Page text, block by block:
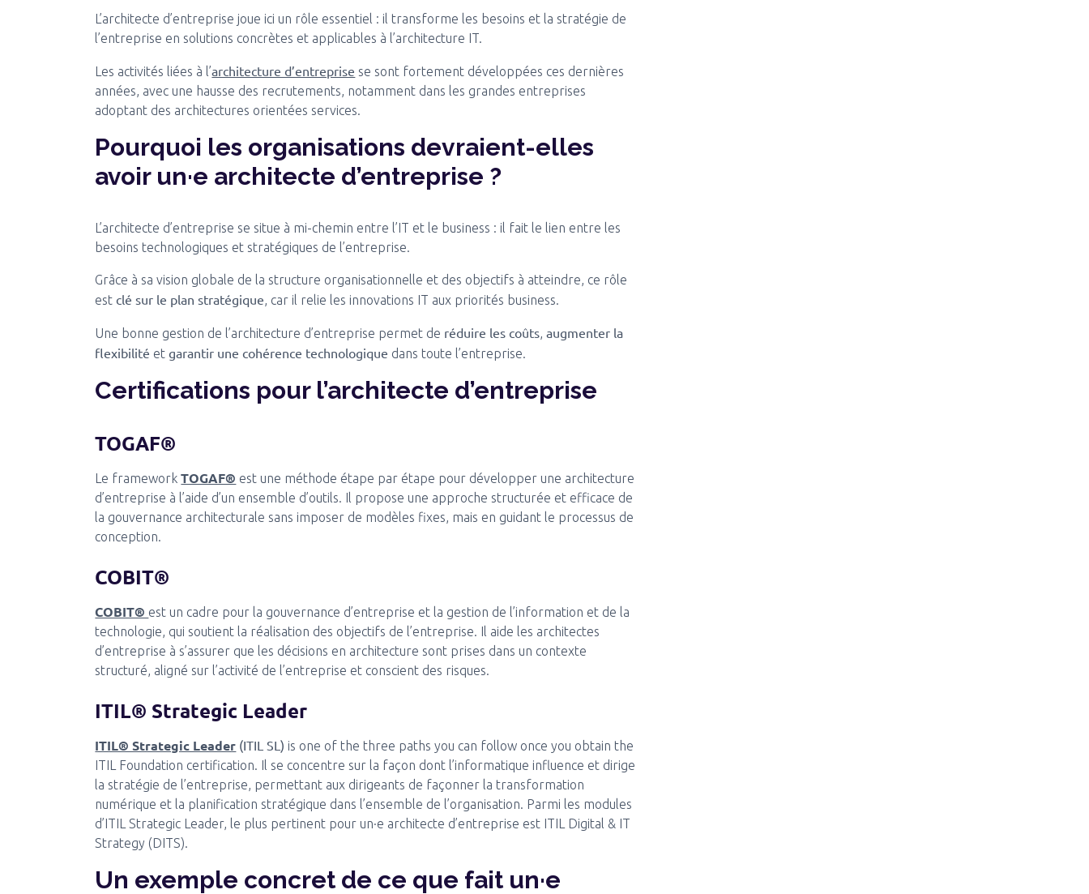
L’architecte d’entreprise joue ici un rôle essentiel : il transforme les besoins et la stratégie de
l’entreprise en solutions concrètes et applicables à l’architecture IT.
Les activités liées à l’architecture d’entreprise se sont fortement développées ces dernières
années, avec une hausse des recrutements, notamment dans les grandes entreprises
adoptant des architectures orientées services.
Pourquoi les organisations devraient-elles
avoir un·e architecte d’entreprise ?
L’architecte d’entreprise se situe à mi-chemin entre l’IT et le business : il fait le lien entre les
besoins technologiques et stratégiques de l’entreprise.
Grâce à sa vision globale de la structure organisationnelle et des objectifs à atteindre, ce rôle
estclé sur le plan stratégique, car il relie les innovations IT aux priorités business.
Une bonne gestion de l’architecture d’entreprise permet de réduire les coûts,augmenter la
flexibilité etgarantir une cohérence technologique dans toute l’entreprise.
Certifications pour l’architecte d’entreprise
TOGAF®
Le frameworkTOGAF® est une méthode étape par étape pour développer une architecture
d’entreprise à l’aide d’un ensemble d’outils. Il propose une approche structurée et efficace de
la gouvernance architecturale sans imposer de modèles fixes, mais en guidant le processus de
conception.
COBIT®
COBIT® est un cadre pour la gouvernance d’entreprise et la gestion de l’information et de la
technologie, qui soutient la réalisation des objectifs de l’entreprise. Il aide les architectes
d’entreprise à s’assurer que les décisions en architecture sont prises dans un contexte
structuré, aligné sur l’activité de l’entreprise et conscient des risques.
ITIL® Strategic Leader
ITIL® Strategic Leader (ITIL SL)is one of the three paths you can follow once you obtain the
ITIL Foundation certification. Il se concentre sur la façon dont l’informatique influence et dirige
la stratégie de l’entreprise, permettant aux dirigeants de façonner la transformation
numérique et la planification stratégique dans l’ensemble de l’organisation. Parmi les modules
d’ITIL Strategic Leader, le plus pertinent pour un·e architecte d’entreprise est ITIL Digital & IT
Strategy (DITS).
Un exemple concret de ce que fait un·e